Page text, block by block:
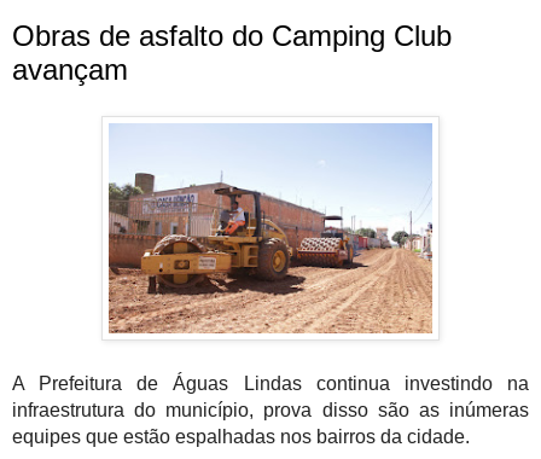
Obras de asfalto do Camping Club
avançam
A Prefeitura de Águas Lindas continua investindo na
infraestrutura do município, prova disso são as inúmeras
equipes que estão espalhadas nos bairros da cidade.